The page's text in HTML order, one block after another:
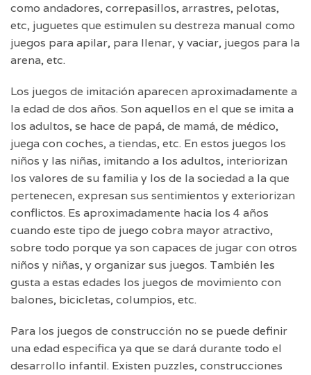
como andadores, correpasillos, arrastres, pelotas,
etc, juguetes que estimulen su destreza manual como
juegos para apilar, para llenar, y vaciar, juegos para la
arena, etc.
Los juegos de imitación aparecen aproximadamente a
la edad de dos años. Son aquellos en el que se imita a
los adultos, se hace de papá, de mamá, de médico,
juega con coches, a tiendas, etc. En estos juegos los
niños y las niñas, imitando a los adultos, interiorizan
los valores de su familia y los de la sociedad a la que
pertenecen, expresan sus sentimientos y exteriorizan
conflictos. Es aproximadamente hacia los 4 años
cuando este tipo de juego cobra mayor atractivo,
sobre todo porque ya son capaces de jugar con otros
niños y niñas, y organizar sus juegos. También les
gusta a estas edades los juegos de movimiento con
balones, bicicletas, columpios, etc.
Para los juegos de construcción no se puede definir
una edad especifica ya que se dará durante todo el
desarrollo infantil. Existen puzzles, construcciones